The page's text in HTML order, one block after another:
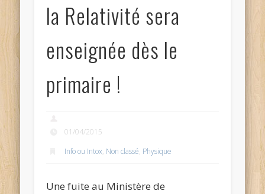
la Relativité sera
enseignée dès le
primaire !
01/04/2015
Info ou Intox, Non classé, Physique
Une fuite au Ministère de